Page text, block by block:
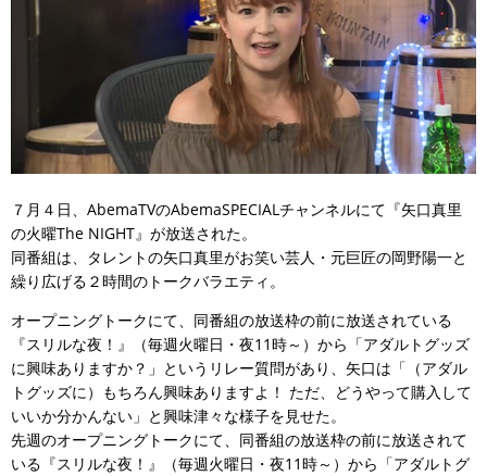
７月４日、AbemaTVのAbemaSPECIALチャンネルにて『矢口真里
の火曜The NIGHT』が放送された。
同番組は、タレントの矢口真里がお笑い芸人・元巨匠の岡野陽一と
繰り広げる２時間のトークバラエティ。
オープニングトークにて、同番組の放送枠の前に放送されている
『スリルな夜！』（毎週火曜日・夜11時～）から「アダルトグッズ
に興味ありますか？」というリレー質問があり、矢口は「（アダル
トグッズに）もちろん興味ありますよ！ ただ、どうやって購入して
いいか分かんない」と興味津々な様子を見せた。
先週のオープニングトークにて、同番組の放送枠の前に放送されて
いる『スリルな夜！』（毎週火曜日・夜11時～）から「アダルトグ